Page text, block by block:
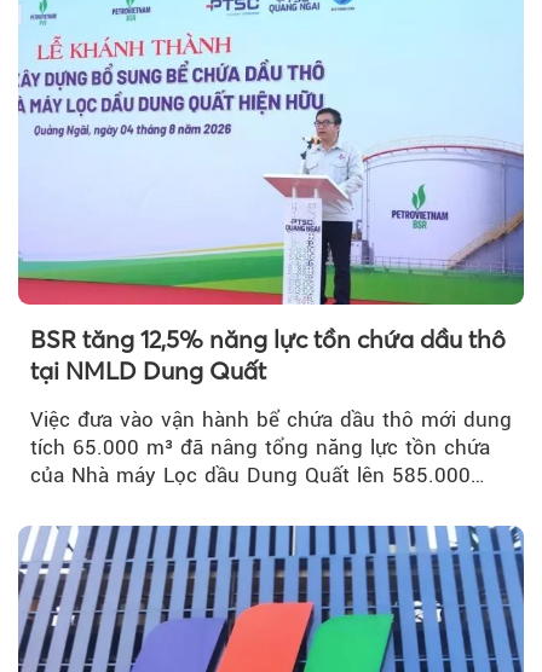
BSR tăng 12,5% năng lực tồn chứa dầu thô
tại NMLD Dung Quất
Việc đưa vào vận hành bể chứa dầu thô mới dung
tích 65.000 m³ đã nâng tổng năng lực tồn chứa
của Nhà máy Lọc dầu Dung Quất lên 585.000